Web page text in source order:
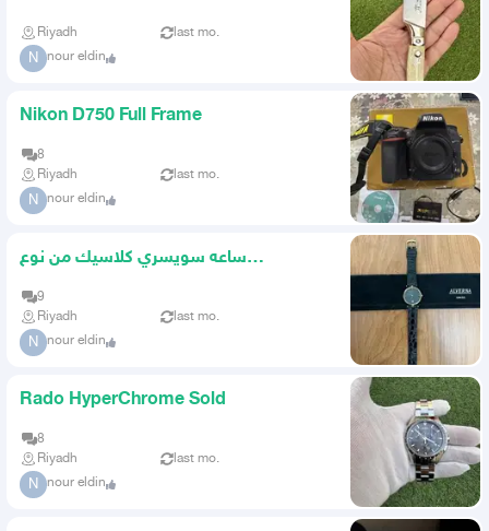
Riyadh last mo.
N nour eldin
Nikon D750 Full Frame
8
Riyadh
last mo.
N nour eldin
ساعه سويسري كلاسيك من نوع
9
Riyadh
last mo.
N nour eldin
Rado HyperChrome Sold
8
Riyadh
last mo.
N nour eldin